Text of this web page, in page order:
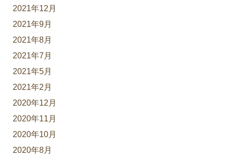
2021年12月
2021年9月
2021年8月
2021年7月
2021年5月
2021年2月
2020年12月
2020年11月
2020年10月
2020年8月